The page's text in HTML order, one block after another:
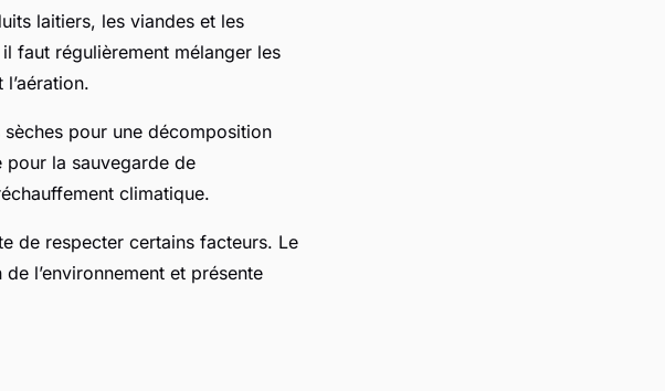
laitiers, les viandes et les
faut régulièrement mélanger les
pour une décomposition
pour la sauvegarde de
climatique.
de respecter certains facteurs. Le
l’environnement et présente